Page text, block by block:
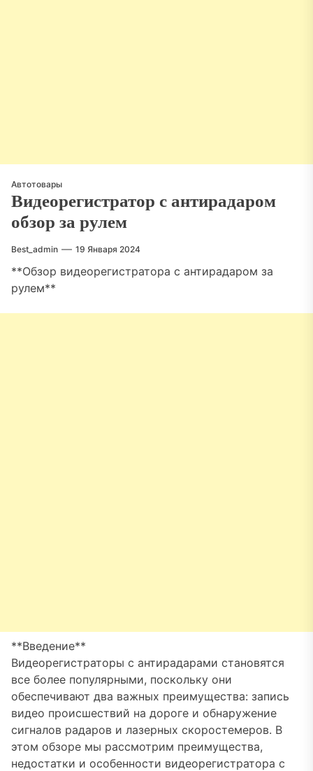
Автотовары
Видеорегистратор с антирадаром
обзор за рулем
Best_admin 19 Января 2024
**Обзор видеорегистратора с антирадаром за
рулем**
**Введение**
Видеорегистраторы с антирадарами становятся
все более популярными, поскольку они
обеспечивают два важных преимущества: запись
видео происшествий на дороге и обнаружение
сигналов радаров и лазерных скоростемеров. В
этом обзоре мы рассмотрим преимущества,
недостатки и особенности видеорегистратора с